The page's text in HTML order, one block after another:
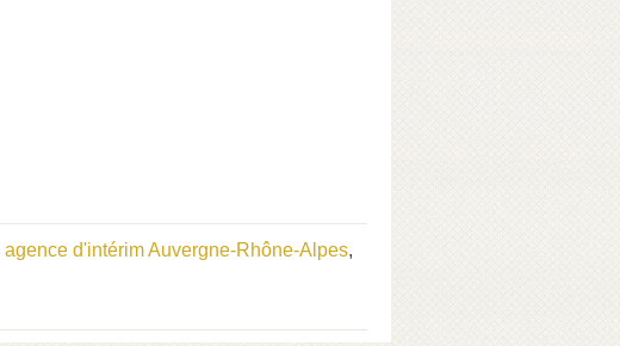
agence d'intérim Auvergne-Rhône-Alpes,